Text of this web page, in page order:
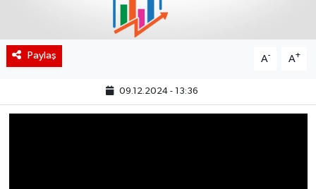
Paylaş A- A+
09.12.2024 - 13:36
Ekonomik Takvim
Kiripto Para Piyasası
Hakkımızda